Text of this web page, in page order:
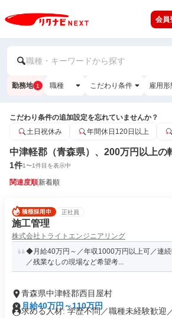
会員
職種・キーワードから探す
勤務地 1 職種 こだわり条件 雇用形
こだわり条件の追加設定を忘れていませんか？
土日祝休み
年間休日120日以上
中津軽郡（青森県）、200万円以上の
1件1〜1件目を表示中
関連度順新着順
正社員
施工管理
株式会社トライトエンジニアリング
◆月給40万円～／年収1000万円以上可／連続
／残業なしの現場など希望考...
青森県中津軽郡西目屋村
月給40万円～110万円
求める人材: 学歴不問／職種未経験歓迎